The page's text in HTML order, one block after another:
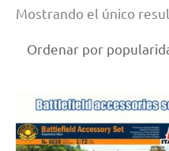
Mostrando el único